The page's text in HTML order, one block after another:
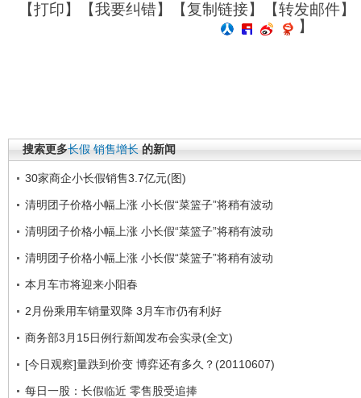
【打印】【我要纠错】【复制链接】【转发邮件】
】
搜索更多长假 销售增长 的新闻
30家商企小长假销售3.7亿元(图)
清明团子价格小幅上涨 小长假“菜篮子”将稍有波动
清明团子价格小幅上涨 小长假“菜篮子”将稍有波动
清明团子价格小幅上涨 小长假“菜篮子”将稍有波动
本月车市将迎来小阳春
2月份乘用车销量双降 3月车市仍有利好
商务部3月15日例行新闻发布会实录(全文)
[今日观察]量跌到价变 博弈还有多久？(20110607)
每日一股：长假临近 零售股受追捧